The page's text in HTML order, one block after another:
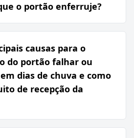
o portão enferruje?
causas para o
do portão falhar ou
dias de chuva e como
de recepção da